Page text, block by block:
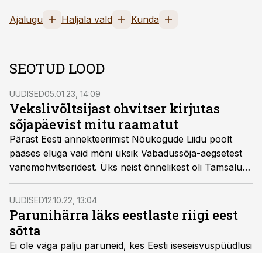
Ajalugu Haljala vald Kunda
SEOTUD LOOD
UUDISED05.01.23, 14:09
Vekslivõltsijast ohvitser kirjutas
sõjapäevist mitu raamatut
Pärast Eesti annekteerimist Nõukogude Liidu poolt
pääses eluga vaid mõni üksik Vabadussõja-aegsetest
vanemohvitseridest. Üks neist õnnelikest oli Tamsalu
lähedalt Kuie külast pärit Arnold Hinnom.
UUDISED12.10.22, 13:04
Parunihärra läks eestlaste riigi eest
sõtta
Ei ole väga palju paruneid, kes Eesti iseseisvuspüüdlusi